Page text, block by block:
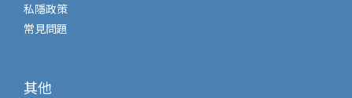
私隱政策
常見問題
其他